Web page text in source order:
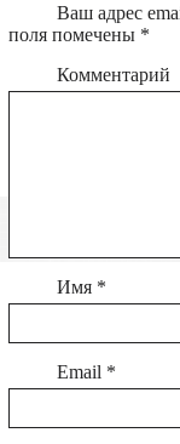
Ваш адрес
поля помечены *
Комментарий
Имя *
Email *